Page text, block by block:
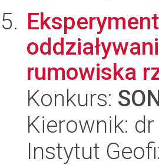
rumowiska
Konkurs:
Kierownik:
Instytut